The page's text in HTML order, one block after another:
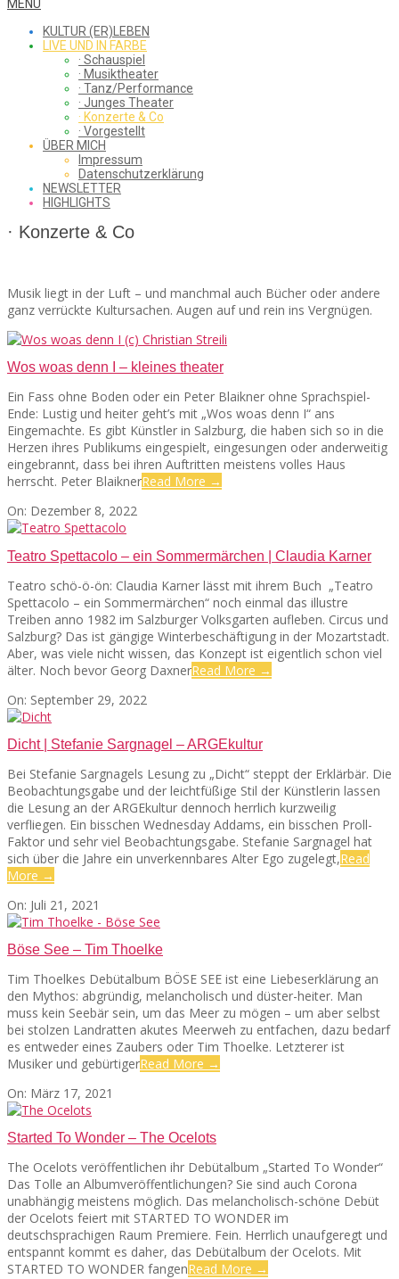
WHAT
SAW
FROM
THE
CHEAP
SEATS
Menu
MENU
KULTUR (ER)LEBEN
LIVE UND IN FARBE
· Schauspiel
· Musiktheater
· Tanz/Performance
· Junges Theater
· Konzerte & Co
· Vorgestellt
ÜBER MICH
Impressum
Datenschutzerklärung
NEWSLETTER
HIGHLIGHTS
· Konzerte & Co
Musik liegt in der Luft – und manchmal auch Bücher oder andere
ganz verrückte Kultursachen. Augen auf und rein ins Vergnügen.
Wos woas denn I – kleines theater
Ein Fass ohne Boden oder ein Peter Blaikner ohne Sprachspiel-
Ende: Lustig und heiter geht’s mit „Wos woas denn I“ ans
Eingemachte. Es gibt Künstler in Salzburg, die haben sich so in die
Herzen ihres Publikums eingespielt, eingesungen oder anderweitig
eingebrannt, dass bei ihren Auftritten meistens volles Haus
herrscht. Peter BlaiknerRead More →
2022-
12-
On: Dezember 8, 2022
Teatro Spettacolo – ein Sommermärchen | Claudia Karner
Teatro schö-ö-ön: Claudia Karner lässt mit ihrem Buch „Teatro
Spettacolo – ein Sommermärchen“ noch einmal das illustre
Treiben anno 1982 im Salzburger Volksgarten aufleben. Circus und
Salzburg? Das ist gängige Winterbeschäftigung in der Mozartstadt.
Aber, was viele nicht wissen, das Konzept ist eigentlich schon viel
älter. Noch bevor Georg DaxnerRead More →
2022-
09-
On: September 29, 2022
Dicht | Stefanie Sargnagel – ARGEkultur
Bei Stefanie Sargnagels Lesung zu „Dicht“ steppt der Erklärbär. Die
Beobachtungsgabe und der leichtfüßige Stil der Künstlerin lassen
die Lesung an der ARGEkultur dennoch herrlich kurzweilig
verfliegen. Ein bisschen Wednesday Addams, ein bisschen Proll-
Faktor und sehr viel Beobachtungsgabe. Stefanie Sargnagel hat
sich über die Jahre ein unverkennbares Alter Ego zugelegt,Read
More →
2021-
07-
On: Juli 21, 2021
Böse See – Tim Thoelke
Tim Thoelkes Debütalbum BÖSE SEE ist eine Liebeserklärung an
den Mythos: abgründig, melancholisch und düster-heiter. Man
muss kein Seebär sein, um das Meer zu mögen – um aber selbst
bei stolzen Landratten akutes Meerweh zu entfachen, dazu bedarf
es entweder eines Zaubers oder Tim Thoelke. Letzterer ist
Musiker und gebürtigerRead More →
2021-
03-
On: März 17, 2021
Started To Wonder – The Ocelots
The Ocelots veröffentlichen ihr Debütalbum „Started To Wonder“
Das Tolle an Albumveröffentlichungen? Sie sind auch Corona
unabhängig meistens möglich. Das melancholisch-schöne Debüt
der Ocelots feiert mit STARTED TO WONDER im
deutschsprachigen Raum Premiere. Fein. Herrlich unaufgeregt und
entspannt kommt es daher, das Debütalbum der Ocelots. Mit
STARTED TO WONDER fangenRead More →